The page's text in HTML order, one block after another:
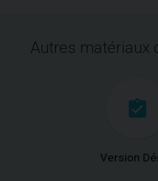
Autres matériaux
Version